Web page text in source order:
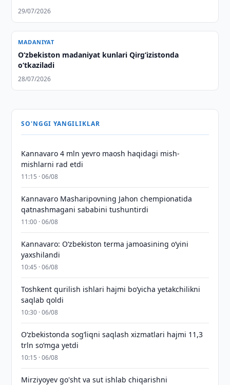
29/07/2026
MADANIYAT
O‘zbekiston madaniyat kunlari Qirg‘izistonda
o‘tkaziladi
28/07/2026
SO'NGGI YANGILIKLAR
Kannavaro 4 mln yevro maosh haqidagi mish-
mishlarni rad etdi
11:15 · 06/08
Kannavaro Masharipovning Jahon chempionatida
qatnashmagani sababini tushuntirdi
11:00 · 06/08
Kannavaro: O‘zbekiston terma jamoasining o‘yini
yaxshilandi
10:45 · 06/08
Toshkent qurilish ishlari hajmi bo‘yicha yetakchilikni
saqlab qoldi
10:30 · 06/08
O‘zbekistonda sog‘liqni saqlash xizmatlari hajmi 11,3
trln so‘mga yetdi
10:15 · 06/08
Mirziyoyev go'sht va sut ishlab chiqarishni